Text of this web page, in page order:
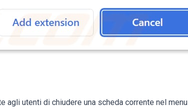
agli utenti di chiudere una scheda corrente nel menu